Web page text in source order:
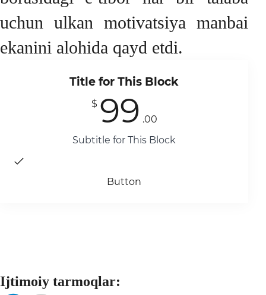
uchun ulkan motivatsiya manbai
ekanini alohida qayd etdi.
Title for This Block
$ 99 .00
Subtitle for This Block
Button
Ijtimoiy tarmoqlar: